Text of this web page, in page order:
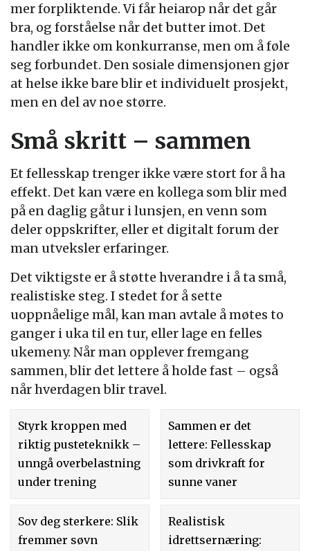
mer forpliktende. Vi får heiarop når det går
bra, og forståelse når det butter imot. Det
handler ikke om konkurranse, men om å føle
seg forbundet. Den sosiale dimensjonen gjør
at helse ikke bare blir et individuelt prosjekt,
men en del av noe større.
Små skritt – sammen
Et fellesskap trenger ikke være stort for å ha
effekt. Det kan være en kollega som blir med
på en daglig gåtur i lunsjen, en venn som
deler oppskrifter, eller et digitalt forum der
man utveksler erfaringer.
Det viktigste er å støtte hverandre i å ta små,
realistiske steg. I stedet for å sette
uoppnåelige mål, kan man avtale å møtes to
ganger i uka til en tur, eller lage en felles
ukemeny. Når man opplever fremgang
sammen, blir det lettere å holde fast – også
når hverdagen blir travel.
Styrk kroppen med
riktig pusteteknikk –
unngå overbelastning
under trening
Sammen er det
lettere: Fellesskap
som drivkraft for
sunne vaner
Sov deg sterkere: Slik
fremmer søvn
Realistisk
idrettsernæring: